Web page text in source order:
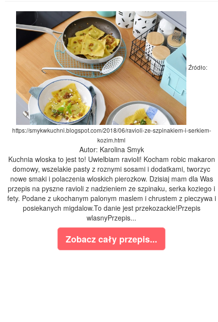
Źródło:
https://smykwkuchni.blogspot.com/2018/06/ravioli-ze-szpinakiem-i-serkiem-
kozim.html
Autor: Karolina Smyk
Kuchnia wloska to jest to! Uwielbiam ravioli! Kocham robic makaron
domowy, wszelakie pasty z roznymi sosami i dodatkami, tworzyc
nowe smaki i polaczenia wloskich pierozkow. Dzisiaj mam dla Was
przepis na pyszne ravioli z nadzieniem ze szpinaku, serka koziego i
fety. Podane z ukochanym palonym maslem i chrustem z pieczywa i
posiekanych migdalow.To danie jest przekozackie!Przepis
wlasnyPrzepis...
Zobacz cały przepis...